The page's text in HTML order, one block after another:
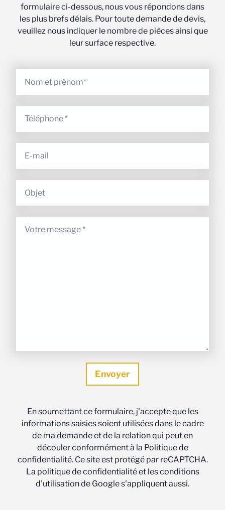
formulaire ci-dessous, nous vous répondons dans
les plus brefs délais. Pour toute demande de devis,
veuillez nous indiquer le nombre de pièces ainsi que
leur surface respective.
En soumettant ce formulaire, j'accepte que les
informations saisies soient utilisées dans le cadre
de ma demande et de la relation qui peut en
découler conformément à la Politique de
confidentialité. Ce site est protégé par reCAPTCHA.
La politique de confidentialité et les conditions
d'utilisation de Google s'appliquent aussi.